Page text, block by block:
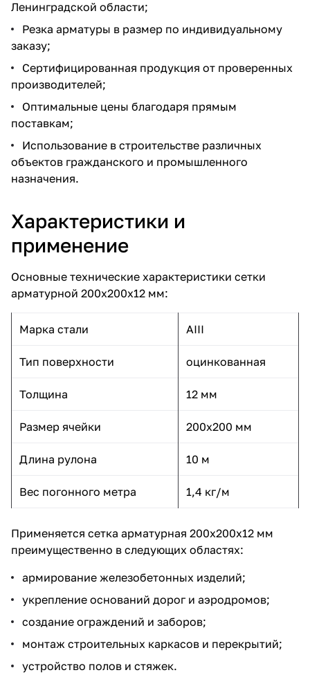
Ленинградской области;
Резка арматуры в размер по индивидуальному
заказу;
Сертифицированная продукция от проверенных
производителей;
Оптимальные цены благодаря прямым
поставкам;
Использование в строительстве различных
объектов гражданского и промышленного
назначения.
Характеристики и
применение
Основные технические характеристики сетки
арматурной 200х200х12 мм:
Марка стали AIII
Тип поверхности оцинкованная
Толщина 12 мм
Размер ячейки 200х200 мм
Длина рулона 10 м
Вес погонного метра 1,4 кг/м
Применяется сетка арматурная 200х200х12 мм
преимущественно в следующих областях:
армирование железобетонных изделий;
укрепление оснований дорог и аэродромов;
создание ограждений и заборов;
монтаж строительных каркасов и перекрытий;
устройство полов и стяжек.